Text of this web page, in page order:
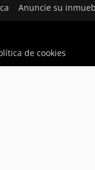
Anuncie su
de cookies